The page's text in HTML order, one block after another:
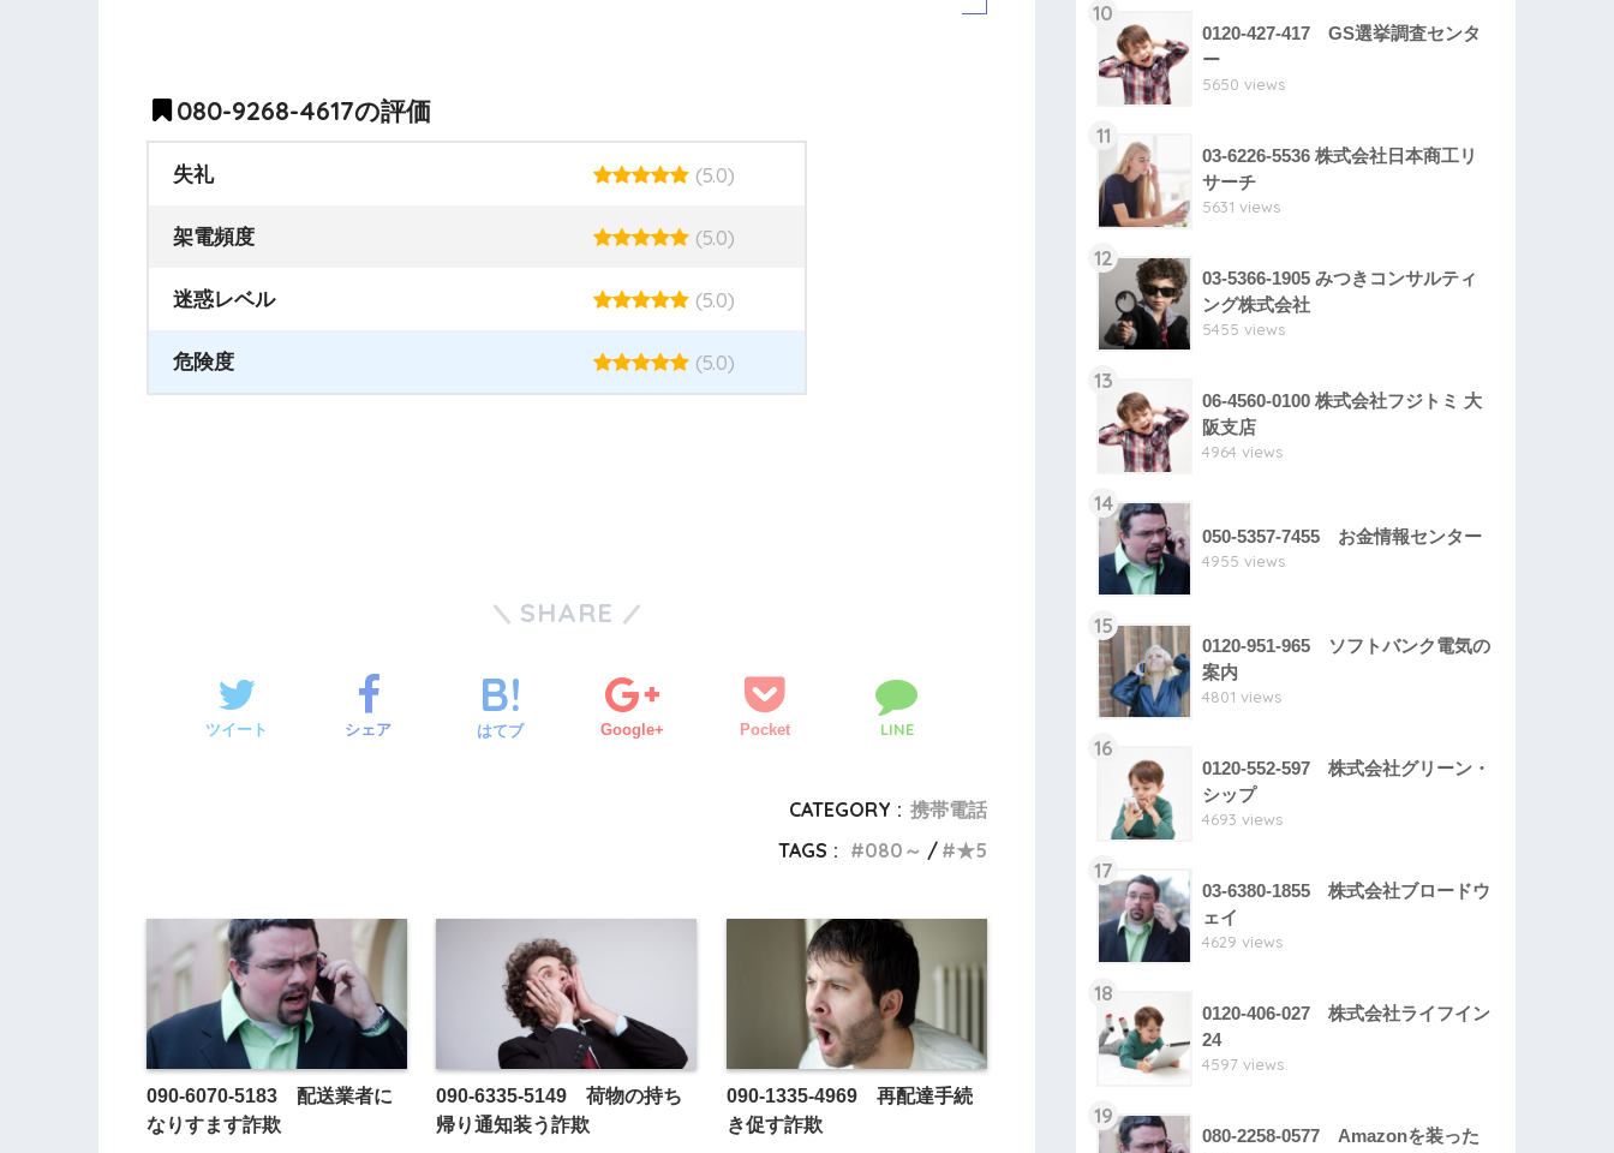
080-9268-4617の評価
失礼 (5.0)
架電頻度 (5.0)
迷惑レベル (5.0)
危険度 (5.0)
SHARE
ツイート シェア はてブ Google+ Pocket LINE
CATEGORY : 携帯電話
TAGS :
080～ ★5
090-6070-5183 配送業者に
なりすます詐欺
090-6335-5149 荷物の持ち
帰り通知装う詐欺
090-1335-4969 再配達手続
き促す詐欺
10
0120-427-417 GS選挙調査センタ
ー
5650 views
11
03-6226-5536 株式会社日本商工リ
サーチ
5631 views
12
03-5366-1905 みつきコンサルティ
ング株式会社
5455 views
13
06-4560-0100 株式会社フジトミ 大
阪支店
4964 views
14
050-5357-7455 お金情報センター
4955 views
15
0120-951-965 ソフトバンク電気の
案内
4801 views
16
0120-552-597 株式会社グリーン・
シップ
4693 views
17
03-6380-1855 株式会社ブロードウ
ェイ
4629 views
18
0120-406-027 株式会社ライフイン
24
4597 views
19
080-2258-0577 Amazonを装った